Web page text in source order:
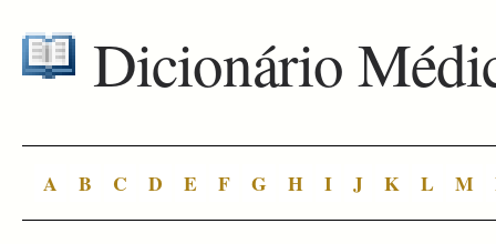
Dicionário
A B C D E F G H I J K L M